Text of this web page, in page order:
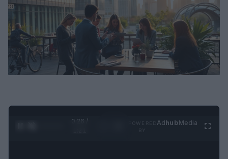
0:27 /
AdhubMedia